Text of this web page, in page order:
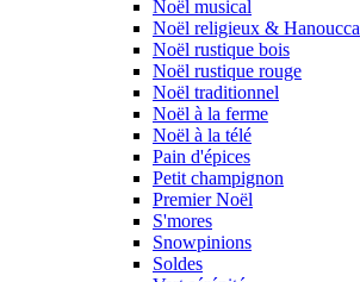
Noël musical
Noël religieux & Hanoucca
Noël rustique bois
Noël rustique rouge
Noël traditionnel
Noël à la ferme
Noël à la télé
Pain d'épices
Petit champignon
Premier Noël
S'mores
Snowpinions
Soldes